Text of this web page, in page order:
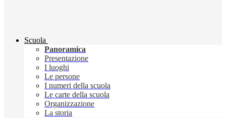
Scuola
Panoramica
Presentazione
I luoghi
Le persone
I numeri della scuola
Le carte della scuola
Organizzazione
La storia